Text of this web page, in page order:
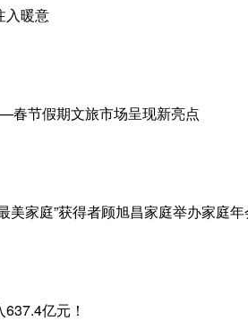
入暖意
春节假期文旅市场呈现新亮点
美家庭”获得者顾旭昌家庭举办家庭
亿元！